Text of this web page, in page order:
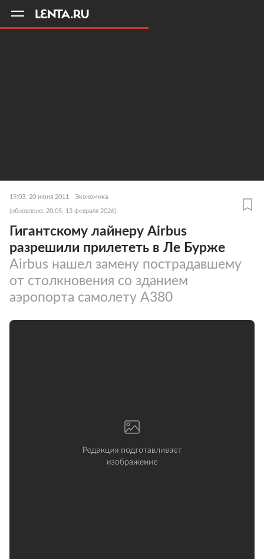
19:03, 20 июня 2011 Экономика
(обновлено: 20:05, 13 февраля 2026)
Гигантскому лайнеру Airbus
разрешили прилететь в Ле Бурже
Airbus нашел замену пострадавшему
от столкновения со зданием
аэропорта самолету A380